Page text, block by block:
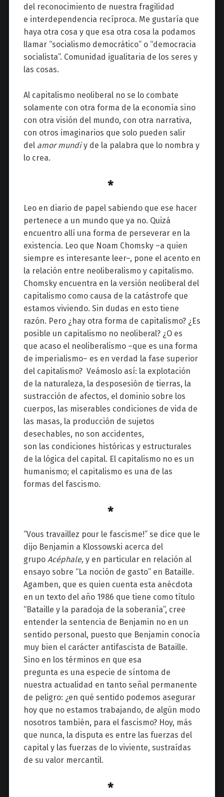
del reconocimiento de nuestra fragilidad
e interdependencia recíproca. Me gustaría que
haya otra cosa y que esa otra cosa la podamos
llamar “socialismo democrático” o “democracia
socialista”. Comunidad igualitaria de los seres y
las cosas.
Al capitalismo neoliberal no se lo combate
solamente con otra forma de la economía sino
con otra visión del mundo, con otra narrativa,
con otros imaginarios que solo pueden salir
del amor mundiy de la palabra que lo nombra y
lo crea.
*
Leo en diario de papel sabiendo que ese hacer
pertenece a un mundo que ya no. Quizá
encuentro allí una forma de perseverar en la
existencia. Leo que Noam Chomsky –a quien
siempre es interesante leer–, pone el acento en
la relación entre neoliberalismo y capitalismo.
Chomsky encuentra en la versión neoliberal del
capitalismo como causa de la catástrofe que
estamos viviendo. Sin dudas en esto tiene
razón. Pero ¿hay otra forma de capitalismo? ¿Es
posible un capitalismo no neoliberal? ¿O es
que acaso el neoliberalismo –que es una forma
de imperialismo– es en verdad la fase superior
del capitalismo? Veámoslo así: la explotación
de la naturaleza, la desposesión de tierras, la
sustracción de afectos, el dominio sobre los
cuerpos, las miserables condiciones de vida de
las masas, la producción de sujetos
desechables, no son accidentes,
son las condiciones históricas y estructurales
de la lógica del capital. El capitalismo no es un
humanismo; el capitalismo es una de las
formas del fascismo.
*
“Vous travaillez pour le fascisme!” se dice que le
dijo Benjamin a Klossowski acerca del
grupo Acéphale,y en particular en relación al
ensayo sobre “La noción de gasto” en Bataille.
Agamben, que es quien cuenta esta anécdota
en un texto del año 1986 que tiene como título
“Bataille y la paradoja de la soberanía”, cree
entender la sentencia de Benjamin no en un
sentido personal, puesto que Benjamin conocía
muy bien el carácter antifascista de Bataille.
Sino en los términos en que esa
pregunta es una especie de síntoma de
nuestra actualidad en tanto señal permanente
de peligro: ¿en qué sentido podemos asegurar
hoy que no estamos trabajando, de algún modo
nosotros también, para el fascismo? Hoy, más
que nunca, la disputa es entre las fuerzas del
capital y las fuerzas de lo viviente, sustraídas
de su valor mercantil.
*